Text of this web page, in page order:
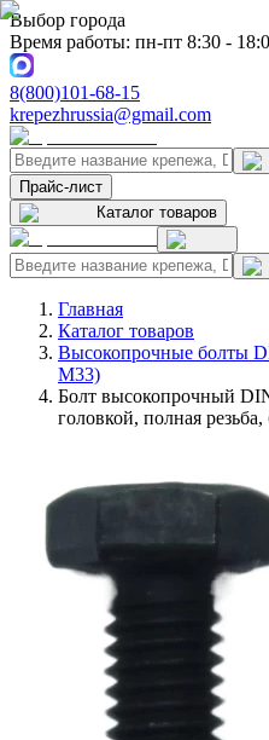
Выбор города
Время работы: пн-пт 8:30 -
8(800)101-68-15
krepezhrussia@gmail.com
Прайс-лист
Каталог товаров
Главная
Каталог товаров
Высокопрочные болты
M33)
Болт высокопрочный
головкой, полная